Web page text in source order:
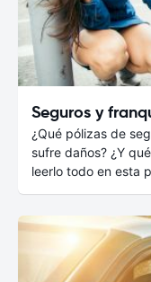
Seguros y
¿Qué pólizas de
sufre daños? ¿Y
leerlo todo en esta